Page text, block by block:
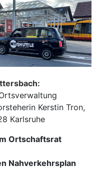
Kerstin Tron,
Karlsruhe
Ortschaftsrat
Nahverkehrsplan